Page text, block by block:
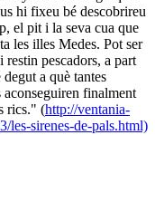
hi fixeu bé descobrireu
el pit i la seva cua que
les illes Medes. Pot ser
restin pescadors, a part
a què tantes
aconseguiren finalment
rics." (http://ventania-
les-sirenes-de-pals.html)